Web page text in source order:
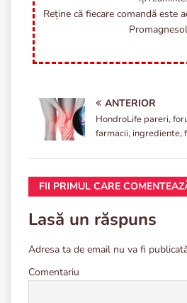
Reține că fiecare comandă este
ANTERIOR
HondroLife pareri,
farmacii, ingrediente,
FII PRIMUL CARE
Lasă un răspuns
Adresa ta de email nu va fi
Comentariu